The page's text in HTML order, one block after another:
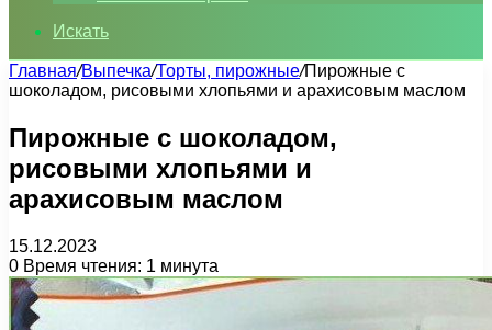
Искать
Главная/Выпечка/Торты, пирожные/Пирожные с
шоколадом, рисовыми хлопьями и арахисовым маслом
Пирожные с шоколадом,
рисовыми хлопьями и
арахисовым маслом
15.12.2023
0 Время чтения: 1 минута